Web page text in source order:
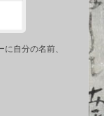
自分の名前、